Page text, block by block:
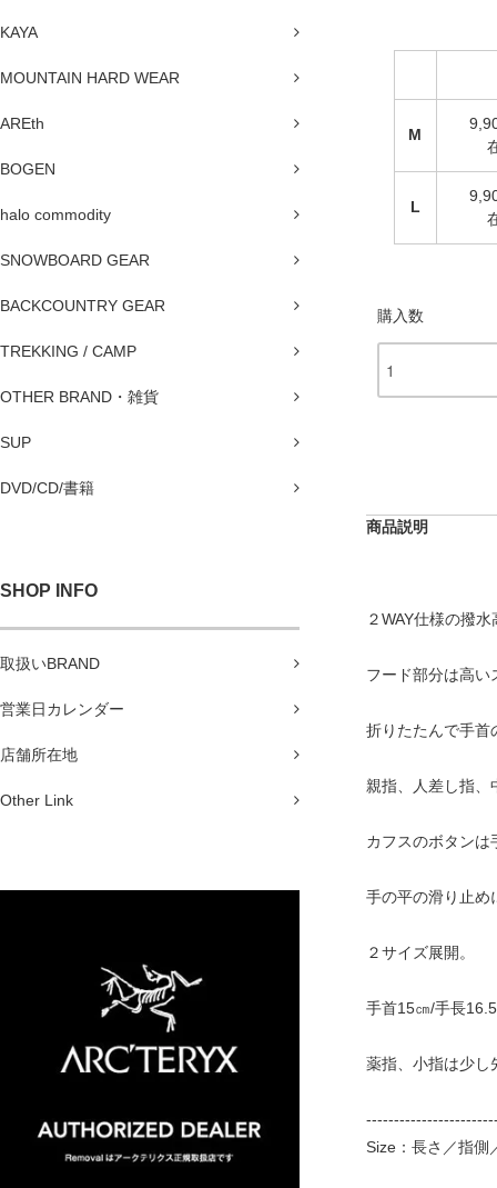
KAYA
MOUNTAIN HARD WEAR
AREth
BOGEN
halo commodity
SNOWBOARD GEAR
BACKCOUNTRY GEAR
TREKKING / CAMP
OTHER BRAND・雑貨
SUP
DVD/CD/書籍
SHOP INFO
取扱いBRAND
営業日カレンダー
店舗所在地
Other Link
M
L
購入数
商品説明
２WAY仕様の撥
フード部分は高い
折りたたんで手首
親指、人差し指、
カフスのボタンは
手の平の滑り止め
２サイズ展開。
手首15㎝/手長
薬指、小指は少し
Size：長さ／指